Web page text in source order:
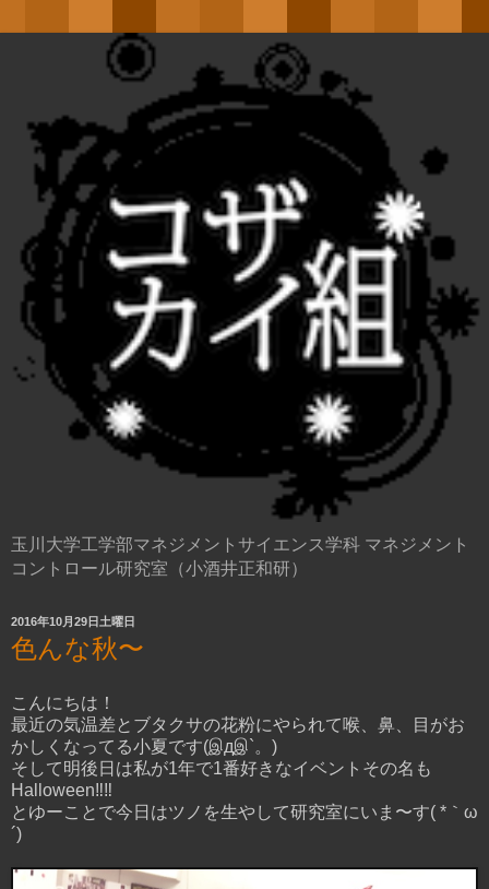
玉川大学工学部マネジメントサイエンス学科 マネジメント
コントロール研究室（小酒井正和研）
2016年10月29日土曜日
色んな秋〜
こんにちは！
最近の気温差とブタクサの花粉にやられて喉、鼻、目がお
かしくなってる小夏です(இдஇ`。)
そして明後日は私が1年で1番好きなイベントその名も
Halloween‼︎‼︎
とゆーことで今日はツノを生やして研究室にいま〜す( *｀ω
´)